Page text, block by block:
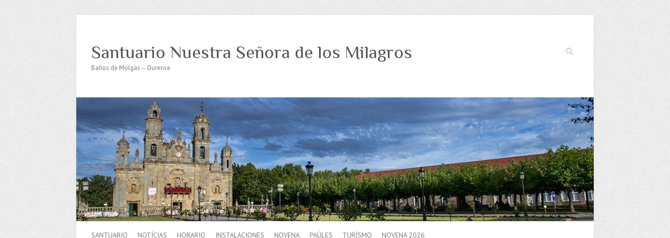
Buscar
Santuario Nuestra Señora de los Milagros
Baños de Molgas – Ourense
SANTUARIO NOTÍCIAS HORARIO INSTALACIONES NOVENA PAÚLES TURÍSMO NOVENA 2026